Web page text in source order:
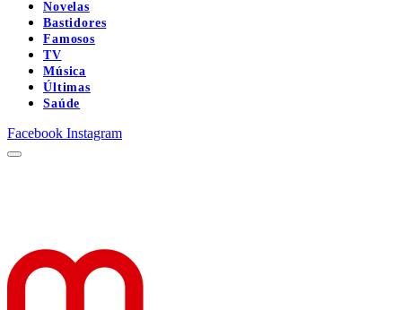
Novelas
Bastidores
Famosos
TV
Música
Últimas
Saúde
Facebook Instagram